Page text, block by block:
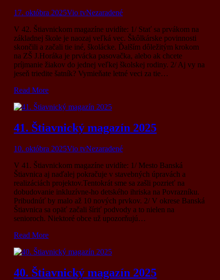
17. októbra 2025Vio tvNezaradené
V 42. Štiavnickom magazíne uvidíte: 1/ Stať sa prvákom na
základnej škole je naozaj veľká vec. Škôlkárske povinnosti
skončili a začali tie iné, školácke. Ďalším dôležitým krokom
na ZŠ J.Horáka je prvácka pasovačka, alebo ak chcete
príjmanie žiakov do jednej veľkej školskej rodiny. 2/ Aj vy na
jeseň triedite šatník? Vymieňate letné veci za tie…
Read More
41. Štiavnický magazín 2025
10. októbra 2025Vio tvNezaradené
V 41. Štiavnickom magazíne uvidíte: 1/ Mesto Banská
Štiavnica aj naďalej pokračuje v stavebných úpravách a
realizáciách projektov.Tentokrát sme sa zašli pozrieť na
dobudovanie inkluzívne-ho detského ihriska na Povrazníku.
Pribudnúť by malo až 10 nových prvkov. 2/ V okrese Banská
Štiavnica sa opäť začali šíriť podvody a to nielen na
senioroch. Niektoré obce už upozorňujú…
Read More
40. Štiavnický magazín 2025